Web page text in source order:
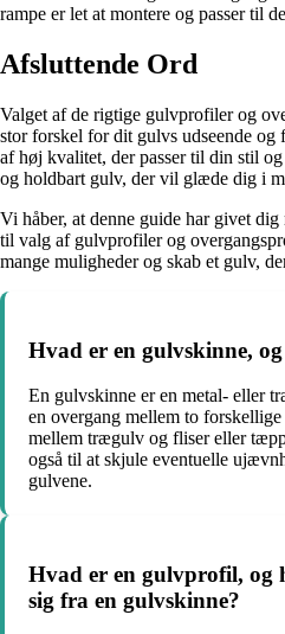
rampe er let at montere og passer til
Afsluttende Ord
Valget af de rigtige gulvprofiler og
stor forskel for dit gulvs udseende
af høj kvalitet, der passer til din stil
og holdbart gulv, der vil glæde dig i
Vi håber, at denne guide har givet
til valg af gulvprofiler og
mange muligheder og skab et gulv,
Hvad er en gulvskinne,
En gulvskinne er en metal- eller
en overgang mellem to
mellem trægulv og fliser eller
også til at skjule eventuelle
gulvene.
Hvad er en gulvprofil, og
sig fra en gulvskinne?